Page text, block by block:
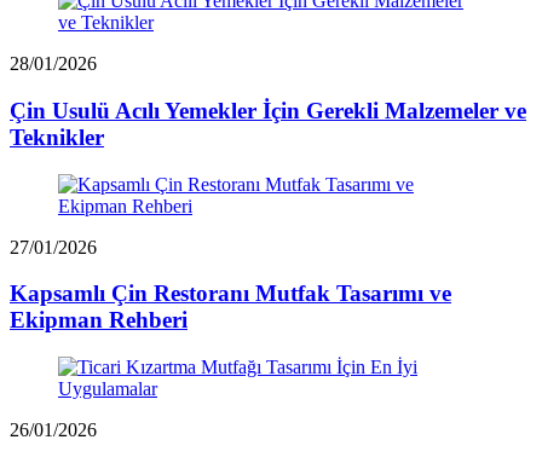
28/01/2026
Çin Usulü Acılı Yemekler İçin Gerekli Malzemeler ve
Teknikler
27/01/2026
Kapsamlı Çin Restoranı Mutfak Tasarımı ve
Ekipman Rehberi
26/01/2026